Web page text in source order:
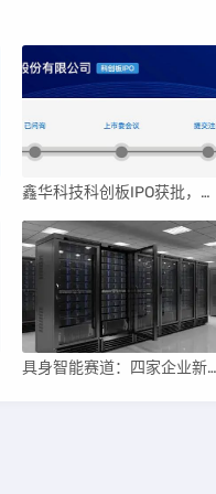
鑫华科技科创板IPO获批，领跑国内半导体材料市场
具身智能赛道：四家企业新晋独角兽，融资竞速背后